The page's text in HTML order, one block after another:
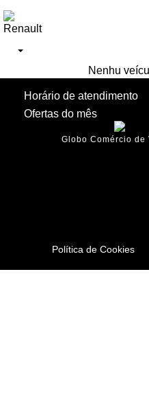
Nenhu
Horário de atendimento
Ofertas do mês
Globo Comércio de
Política de Cookies